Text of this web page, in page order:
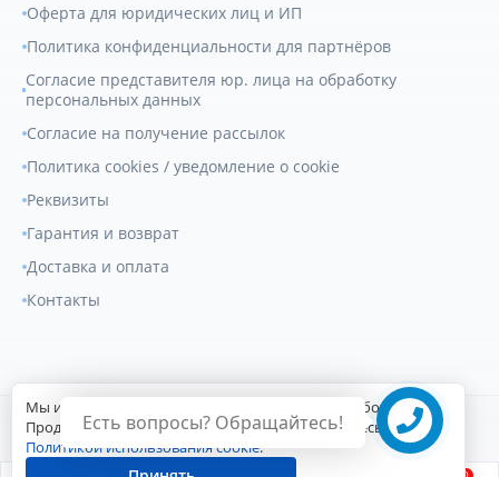
Есть вопросы? Обращайтесь!
Оферта для юридических лиц и ИП
Политика конфиденциальности для партнёров
Согласие представителя юр. лица на обработку
персональных данных
Согласие на получение рассылок
Политика cookies / уведомление о cookie
Реквизиты
Гарантия и возврат
Доставка и оплата
Контакты
© 2007-2026Геркулес Трак. Все права защищены.
Сайт разработан Digital-агентством
Мы используем файлы cookie для улучшения работы сайта.
Продолжая пользоваться сайтом, вы соглашаетесь с
Политикой использования cookie.